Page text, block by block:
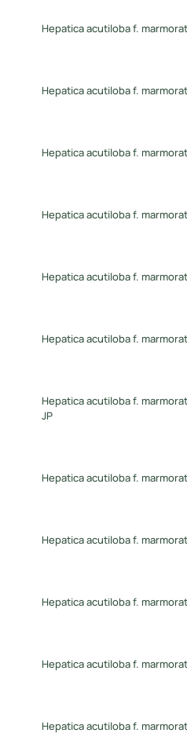
Hepatica acutiloba f.
Hepatica acutiloba f.
Hepatica acutiloba f.
Hepatica acutiloba f.
Hepatica acutiloba f.
Hepatica acutiloba f.
Hepatica acutiloba f.
JP
Hepatica acutiloba f.
Hepatica acutiloba f.
Hepatica acutiloba f.
Hepatica acutiloba f.
Hepatica acutiloba f.